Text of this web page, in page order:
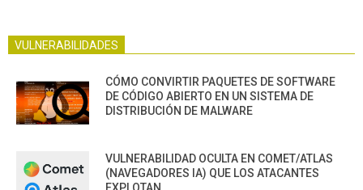
VULNERABILIDADES
CÓMO CONVIRTIR PAQUETES DE SOFTWARE
DE CÓDIGO ABIERTO EN UN SISTEMA DE
DISTRIBUCIÓN DE MALWARE
VULNERABILIDAD OCULTA EN COMET/ATLAS
(NAVEGADORES IA) QUE LOS ATACANTES